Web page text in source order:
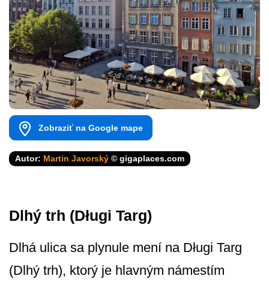
Zobraziť na Google mape
Autor: Martin Javorský © gigaplaces.com
Dlhý trh (Długi Targ)
Dlhá ulica sa plynule mení na Długi Targ
(Dlhý trh), ktorý je hlavným námestím